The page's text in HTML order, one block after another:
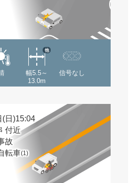
幅5.5～
13.0m
他
信号なし
(日)15:04
付近
故
転車(1)